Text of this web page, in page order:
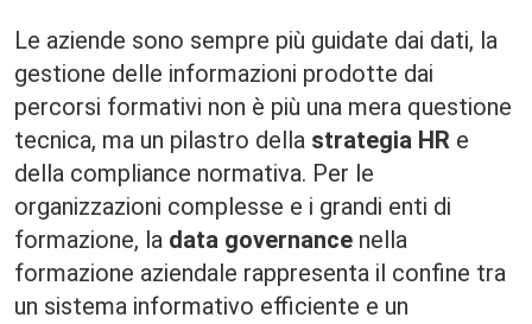
Le aziende sono sempre più guidate dai dati, la
gestione delle informazioni prodotte dai
percorsi formativi non è più una mera questione
tecnica, ma un pilastro della strategia HR e
della compliance normativa. Per le
organizzazioni complesse e i grandi enti di
formazione, la data governance nella
formazione aziendale rappresenta il confine tra
un sistema informativo efficiente e un